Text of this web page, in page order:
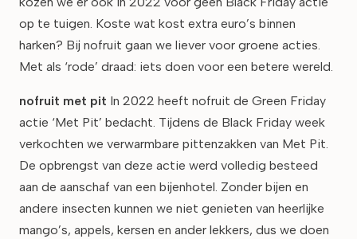
op te tuigen. Koste wat kost extra euro’s binnen
harken? Bij nofruit gaan we liever voor groene acties.
Met als ‘rode’ draad: iets doen voor een betere wereld.
nofruit met pit In 2022 heeft nofruit de Green Friday
actie ‘Met Pit’ bedacht. Tijdens de Black Friday week
verkochten we verwarmbare pittenzakken van Met Pit.
De opbrengst van deze actie werd volledig besteed
aan de aanschaf van een bijenhotel. Zonder bijen en
andere insecten kunnen we niet genieten van heerlijke
mango’s, appels, kersen en ander lekkers, dus we doen